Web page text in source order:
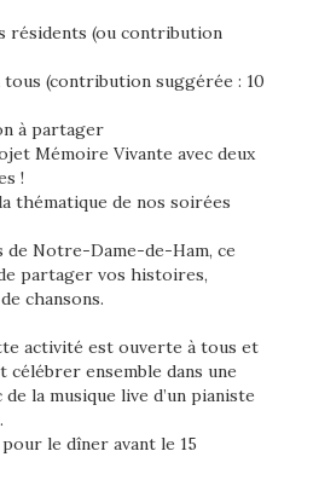
résidents (ou contribution
(contribution suggérée : 10
à partager
Mémoire Vivante avec deux
!
thématique de nos soirées
de Notre-Dame-de-Ham, ce
partager vos histoires,
chansons.
activité est ouverte à tous et
célébrer ensemble dans une
la musique live d’un pianiste
le dîner avant le 15